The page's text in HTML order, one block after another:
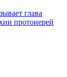
глава
протоиерей